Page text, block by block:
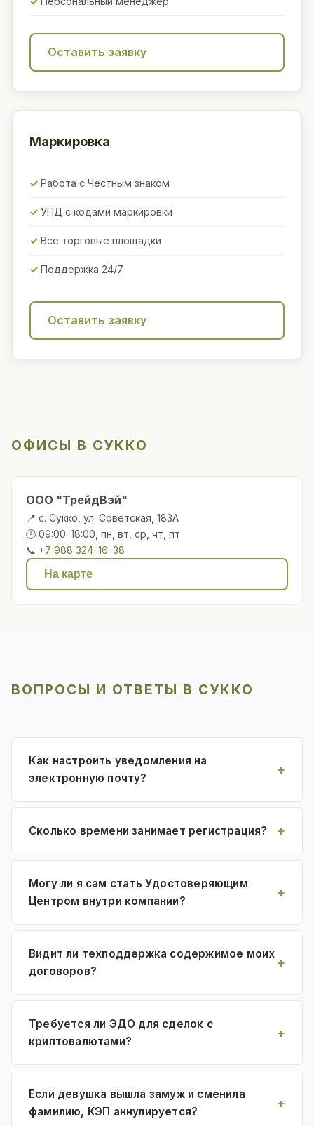
Оставить заявку
Маркировка
Работа с Честным знаком
УПД с кодами маркировки
Все торговые площадки
Поддержка 24/7
Оставить заявку
ОФИСЫ В СУККО
ООО "ТрейдВэй"
📍 с. Сукко, ул. Советская, 183А
🕒 09:00-18:00, пн, вт, ср, чт, пт
📞 +7 988 324-16-38
На карте
ВОПРОСЫ И ОТВЕТЫ В СУККО
Как настроить уведомления на
электронную почту?
Сколько времени занимает регистрация?
Могу ли я сам стать Удостоверяющим
Центром внутри компании?
Видит ли техподдержка содержимое моих
договоров?
Требуется ли ЭДО для сделок с
криптовалютами?
Если девушка вышла замуж и сменила
фамилию, КЭП аннулируется?